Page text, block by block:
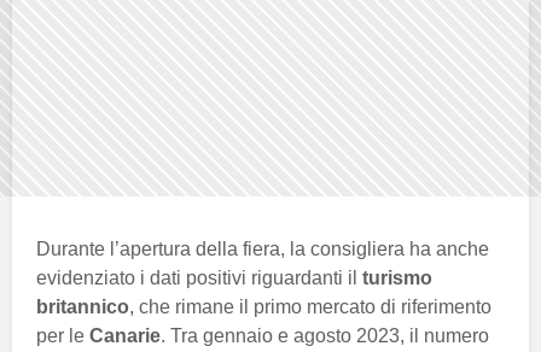
Durante l’apertura della fiera, la consigliera ha anche
evidenziato i dati positivi riguardanti il turismo
britannico, che rimane il primo mercato di riferimento
per le Canarie. Tra gennaio e agosto 2023, il numero